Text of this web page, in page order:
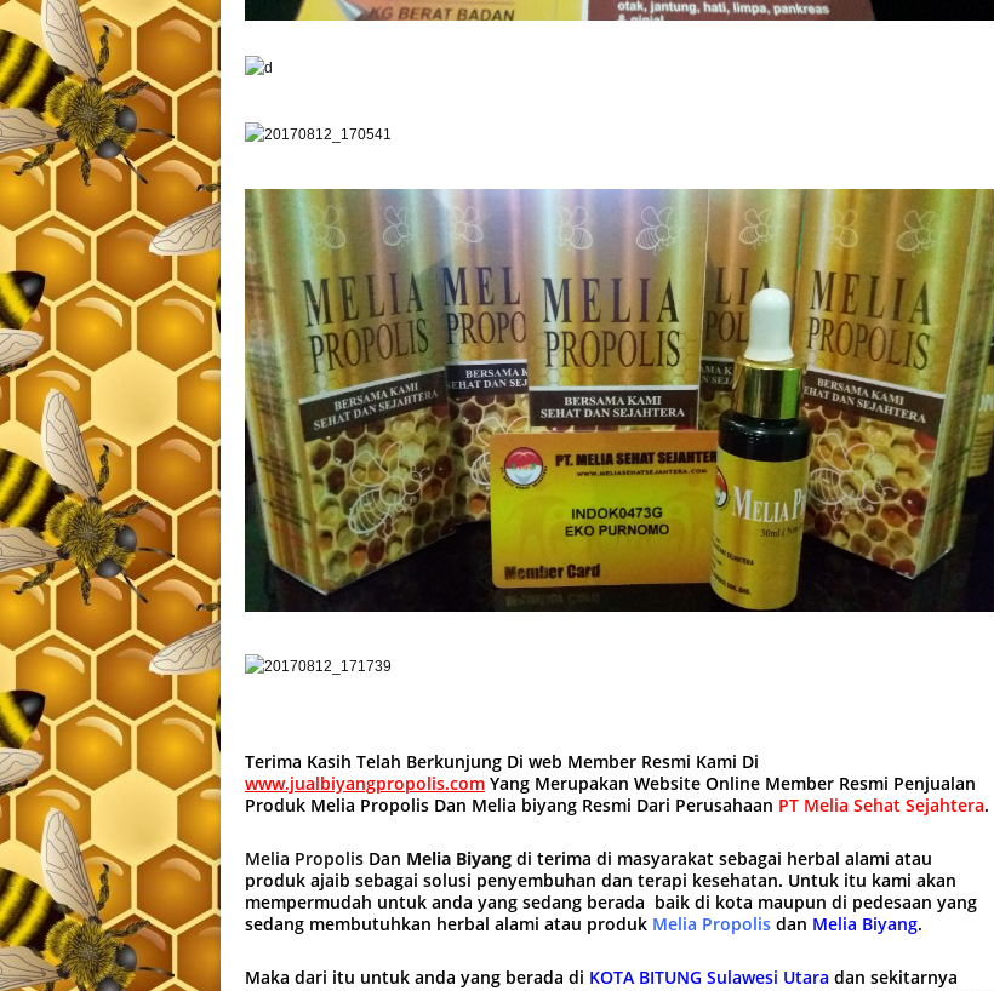
Terima Kasih Telah Berkunjung Di web Member Resmi Kami Di
www.jualbiyangpropolis.com Yang Merupakan Website Online Member Resmi Penjualan
Produk Melia Propolis Dan Melia biyang Resmi Dari Perusahaan PT Melia Sehat Sejahtera.
Melia Propolis Dan Melia Biyang di terima di masyarakat sebagai herbal alami atau
produk ajaib sebagai solusi penyembuhan dan terapi kesehatan. Untuk itu kami akan
mempermudah untuk anda yang sedang berada baik di kota maupun di pedesaan yang
sedang membutuhkan herbal alami atau produk Melia Propolis dan Melia Biyang.
Maka dari itu untuk anda yang berada di KOTA BITUNG Sulawesi Utara dan sekitarnya